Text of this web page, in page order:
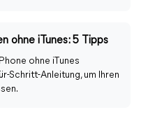
ohne iTunes: 5 Tipps
ohne iTunes
Schritt-Anleitung, um Ihren